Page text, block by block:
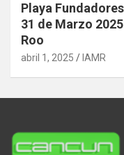
Playa
31 de Marzo
Roo
abril 1, 2025 IAMR